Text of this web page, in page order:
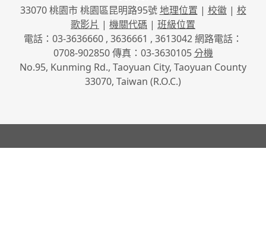
33070 桃園市 桃園區昆明路95號地理位置 | 校徽| 校
歌影片 | 機關代碼 | 班級位置
電話：03-3636660 , 3636661 , 3613042 網路電話：
0708-902850 傳真：03-3630105分機
No.95, Kunming Rd., Taoyuan City, Taoyuan County
33070, Taiwan (R.O.C.)